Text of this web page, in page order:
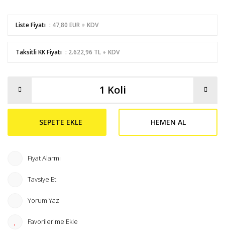
Liste Fiyatı : 47,80 EUR + KDV
Taksitli KK Fiyatı : 2.622,96 TL + KDV
SEPETE EKLE HEMEN AL
Fiyat Alarmı
Tavsiye Et
Yorum Yaz